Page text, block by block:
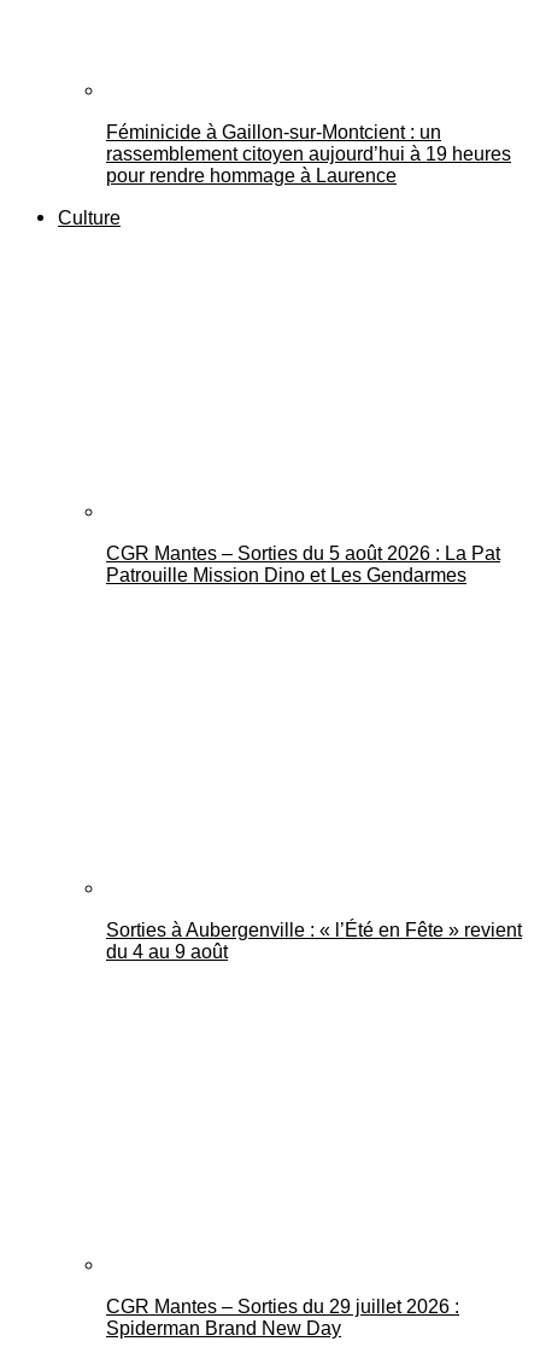
Féminicide à Gaillon‑sur‑Montcient : un
rassemblement citoyen aujourd’hui à 19 heures
pour rendre hommage à Laurence
Culture
CGR Mantes – Sorties du 5 août 2026 : La Pat
Patrouille Mission Dino et Les Gendarmes
Sorties à Aubergenville : « l’Été en Fête » revient
du 4 au 9 août
CGR Mantes – Sorties du 29 juillet 2026 :
Spiderman Brand New Day